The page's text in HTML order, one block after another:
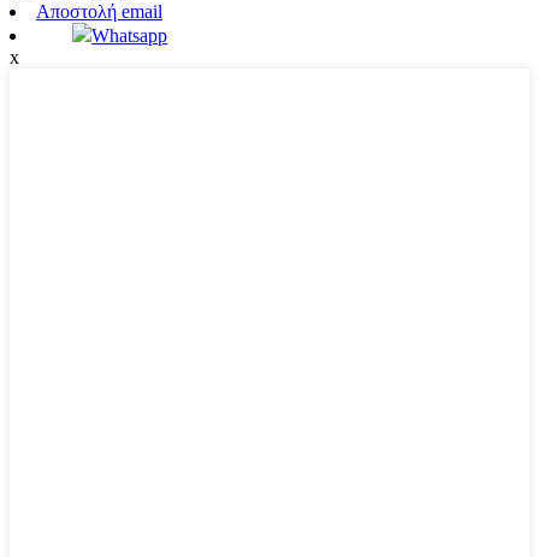
Αποστολή email
Whatsapp
x